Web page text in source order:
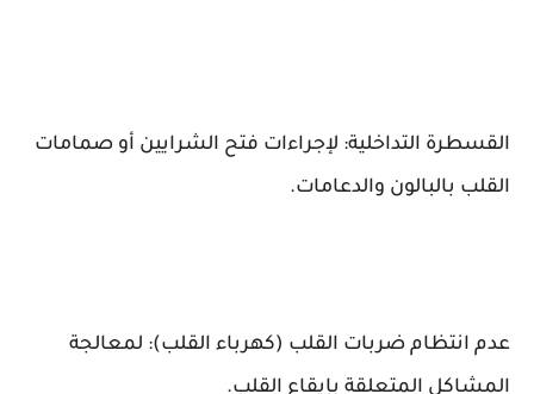
القسطرة التداخلية: لإجراءات فتح الشرايين أو صمامات
القلب بالبالون والدعامات.
عدم انتظام ضربات القلب (كهرباء القلب): لمعالجة
المشاكل المتعلقة بإيقاع القلب.